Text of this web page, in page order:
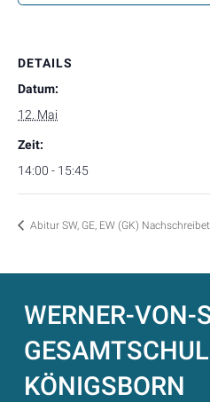
DETAILS
Datum:
12. Mai
Zeit:
14:00 - 15:45
Abitur SW, GE, EW (GK)
WERNER-VON-
KÖNIGSBORN